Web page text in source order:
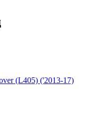
(L405) ('2013-17)